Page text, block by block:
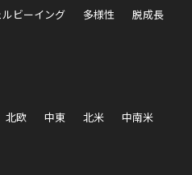
ルビーイング 多様性 脱成長
北欧 中東 北米
中南米